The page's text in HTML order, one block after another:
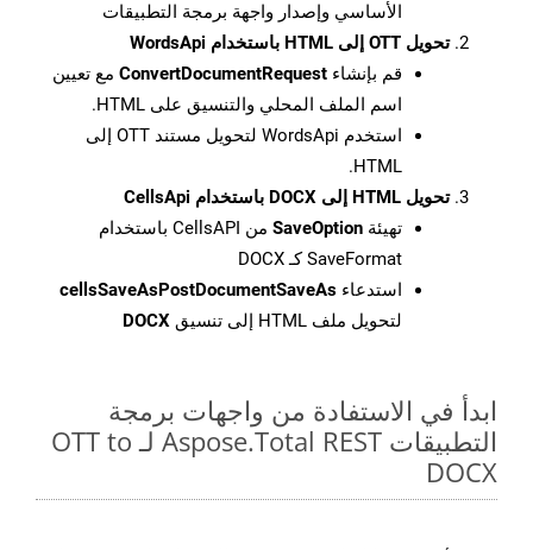
الأساسي وإصدار واجهة برمجة التطبيقات
تحويل OTT إلى HTML باستخدام WordsApi
قم بإنشاء ConvertDocumentRequest مع تعيين
اسم الملف المحلي والتنسيق على HTML.
استخدم WordsApi لتحويل مستند OTT إلى
HTML.
تحويل HTML إلى DOCX باستخدام CellsApi
تهيئة SaveOption
من CellsAPI باستخدام
SaveFormat كـ DOCX
استدعاء cellsSaveAsPostDocumentSaveAs
لتحويل ملف HTML إلى تنسيق
DOCX
ابدأ في الاستفادة من واجهات برمجة
التطبيقات Aspose.Total REST لـ OTT to
DOCX